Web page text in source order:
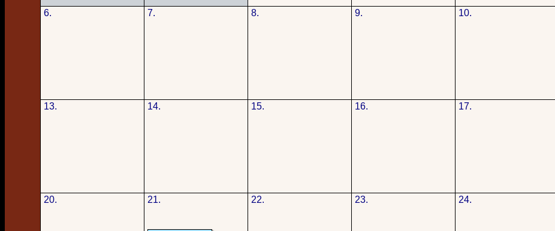
6. 7. 8. 9. 10.
13. 14. 15. 16. 17.
20. 21. 22. 23. 24.